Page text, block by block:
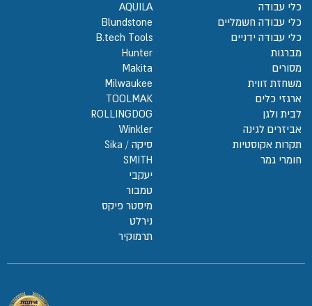
כלי עבודה
כלי עבודה חשמליים
כלי עבודה ידניים
מברגות
מסורים
משחזת זווית
ארגזי כלים
לבית ולגן
אביזרים לגינה
תקרות אקוסטיות
חומרי גמר
AQUILA
Blundstone
B.tech Tools
Hunter
Makita
Milwaukee
TOOLMAK
ROLLINGDOG
Winkler
סיקה / Sika
SMITH
יעקבי
טמבור
מיסטר פיקס
נירלט
תרמוקיר